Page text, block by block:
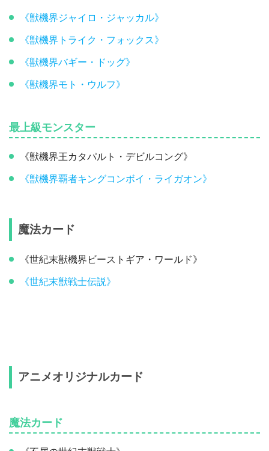
《獣機界ジャイロ・ジャッカル》
《獣機界トライク・フォックス》
《獣機界バギー・ドッグ》
《獣機界モト・ウルフ》
最上級モンスター
《獣機界王カタパルト・デビルコング》
《獣機界覇者キングコンボイ・ライガオン》
魔法カード
《世紀末獣機界ビーストギア・ワールド》
《世紀末獣戦士伝説》
アニメオリジナルカード
魔法カード